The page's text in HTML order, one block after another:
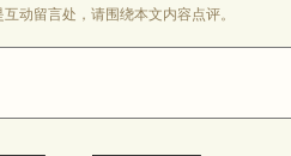
动留言处，请围绕本文内容点评。